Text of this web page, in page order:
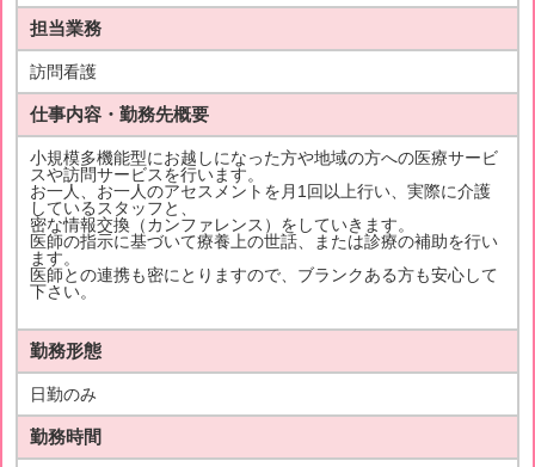
担当業務
訪問看護
仕事内容・勤務先概要
小規模多機能型にお越しになった方や地域の方への医療サービ
スや訪問サービスを行います。
お一人、お一人のアセスメントを月1回以上行い、実際に介護
しているスタッフと、
密な情報交換（カンファレンス）をしていきます。
医師の指示に基づいて療養上の世話、または診療の補助を行い
ます。
医師との連携も密にとりますので、ブランクある方も安心して
下さい。
勤務形態
日勤のみ
勤務時間